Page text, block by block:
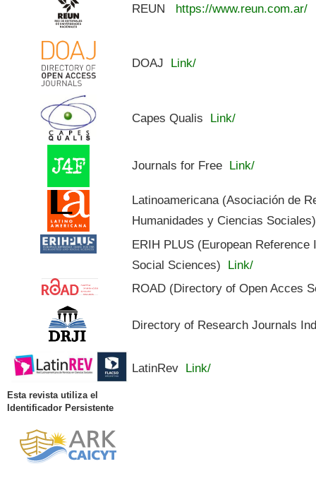
REUN https://www.reun.com.ar/
DOAJ Link/
Capes Qualis Link/
Journals for Free Link/
Latinoamericana (Asociación de
Humanidades y Ciencias Sociales)
ERIH PLUS (European
Social Sciences) Link/
ROAD (Directory of Open Acces
Directory of Research Journals
LatinRev Link/
Esta revista utiliza el
Identificador Persistente